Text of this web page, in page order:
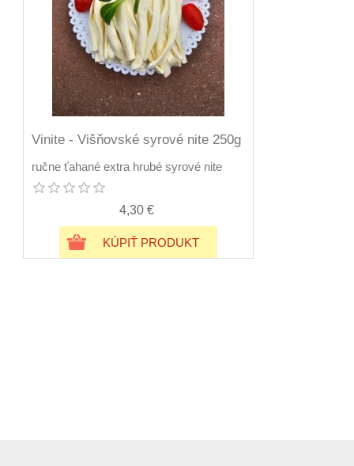
Vinite - Višňovské syrové nite 250g
ručne ťahané extra hrubé syrové nite
4,30 €
KÚPIŤ PRODUKT